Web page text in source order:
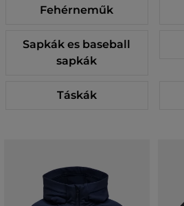
Fehérneműk
Sapkák es baseball
sapkák
Táskák